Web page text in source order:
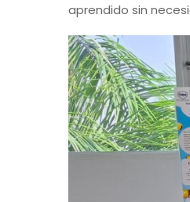
aprendido sin